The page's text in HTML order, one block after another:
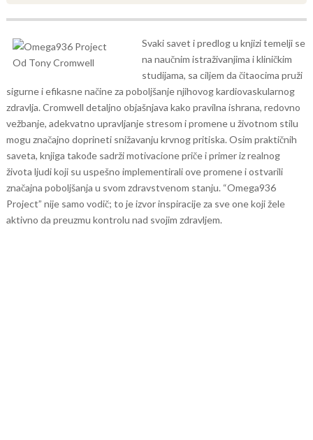
Svaki savet i predlog u knjizi temelji se
na naučnim istraživanjima i kliničkim
studijama, sa ciljem da čitaocima pruži
sigurne i efikasne načine za poboljšanje njihovog kardiovaskularnog
zdravlja. Cromwell detaljno objašnjava kako pravilna ishrana, redovno
vežbanje, adekvatno upravljanje stresom i promene u životnom stilu
mogu značajno doprineti snižavanju krvnog pritiska. Osim praktičnih
saveta, knjiga takođe sadrži motivacione priče i primer iz realnog
života ljudi koji su uspešno implementirali ove promene i ostvarili
značajna poboljšanja u svom zdravstvenom stanju. “Omega936
Project” nije samo vodič; to je izvor inspiracije za sve one koji žele
aktivno da preuzmu kontrolu nad svojim zdravljem.